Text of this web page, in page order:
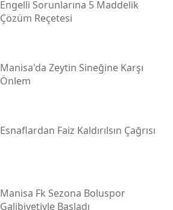
Engelli Sorunlarına 5 Maddelik
Çözüm Reçetesi
Manisa'da Zeytin Sineğine Karşı
Önlem
Esnaflardan Faiz Kaldırılsın Çağrısı
Manisa Fk Sezona Boluspor
Galibiyetiyle Başladı